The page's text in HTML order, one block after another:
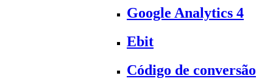
Google Analytics 4
Ebit
Código de conversão